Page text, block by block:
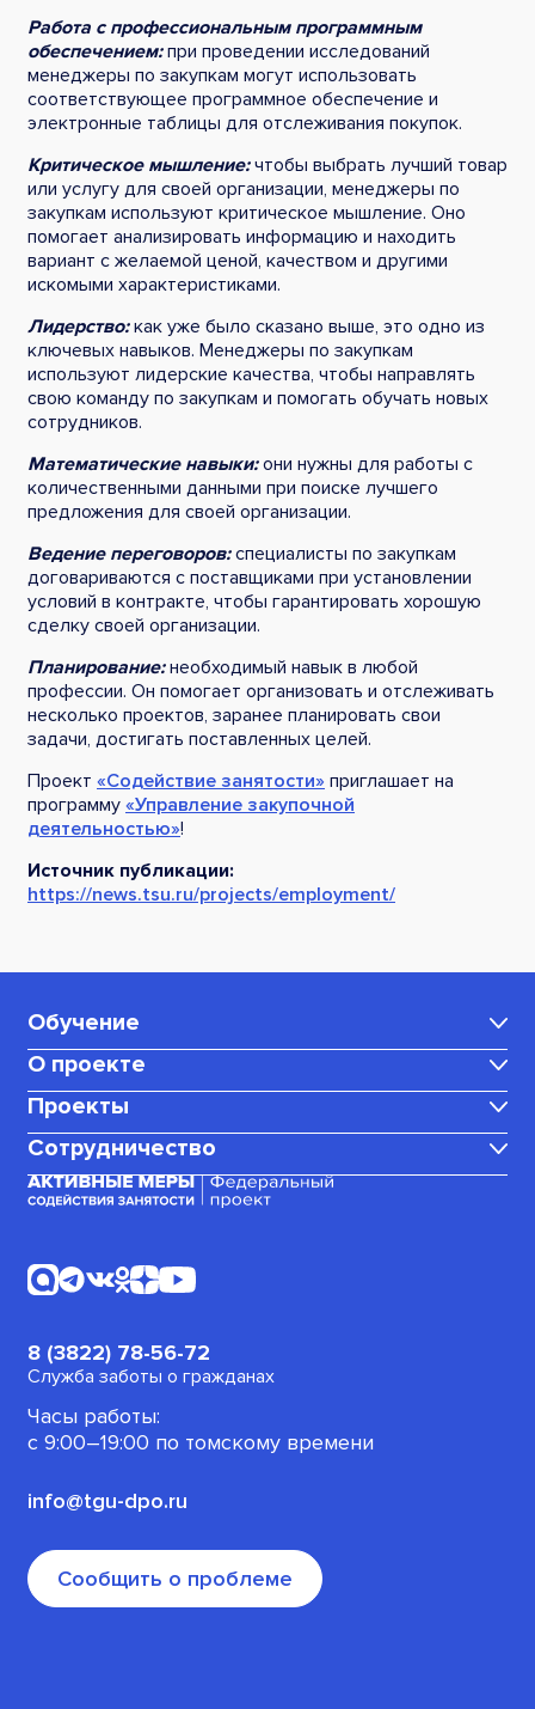
Работа с профессиональным программным
обеспечением:при проведении исследований
менеджеры по закупкам могут использовать
соответствующее программное обеспечение и
электронные таблицы для отслеживания покупок.
Критическое мышление:чтобы выбрать лучший товар
или услугу для своей организации, менеджеры по
закупкам используют критическое мышление. Оно
помогает анализировать информацию и находить
вариант с желаемой ценой, качеством и другими
искомыми характеристиками.
Лидерство:как уже было сказано выше, это одно из
ключевых навыков. Менеджеры по закупкам
используют лидерские качества, чтобы направлять
свою команду по закупкам и помогать обучать новых
сотрудников.
Математические навыки:они нужны для работы с
количественными данными при поиске лучшего
предложения для своей организации.
Ведение переговоров:специалисты по закупкам
договариваются с поставщиками при установлении
условий в контракте, чтобы гарантировать хорошую
сделку своей организации.
Планирование:необходимый навык в любой
профессии. Он помогает организовать и отслеживать
несколько проектов, заранее планировать свои
задачи, достигать поставленных целей.
Проект «Содействие занятости» приглашает на
программу «Управление закупочной
деятельностью»!
Источник публикации:
https://news.tsu.ru/projects/employment/
8 (3822) 78-56-72
Служба заботы о гражданах
Часы работы:
с 9:00–19:00 по томскому времени
info@tgu-dpo.ru
Сообщить о проблеме
Обучение
Каталог программ
Для мам в декрете
Для граждан, ищущих работу
(или трудоустроенных)
Для пенсионеров
Для военнослужащих
Офлайн-программы
О проекте
Центр карьеры
Политика
конфиденциальности
Проекты
Медиаблог
Календарь вебинаров
Сотрудничество
Корпоративное обучение